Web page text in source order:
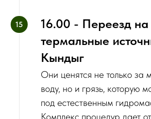
16.00 - Переезд на
термальные
Кындыг
Они ценятся не только за
воду, но и грязь, которую
под естественным
Комплекс процедур дает